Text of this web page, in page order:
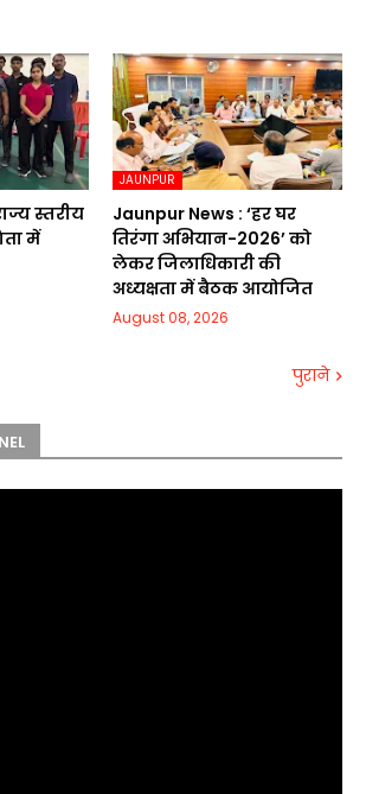
स्तरीय
में
JAUNPUR
Jaunpur News : ‘हर घर
तिरंगा अभियान-2026’ को
लेकर जिलाधिकारी की
अध्यक्षता में बैठक आयोजित
August 08, 2026
पुराने